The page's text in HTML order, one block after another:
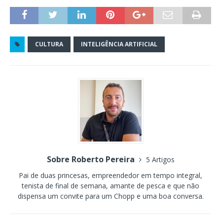
CULTURA INTELIGÊNCIA ARTIFICIAL
Sobre Roberto Pereira
5 Artigos
Pai de duas princesas, empreendedor em tempo integral,
tenista de final de semana, amante de pesca e que não
dispensa um convite para um Chopp e uma boa conversa.